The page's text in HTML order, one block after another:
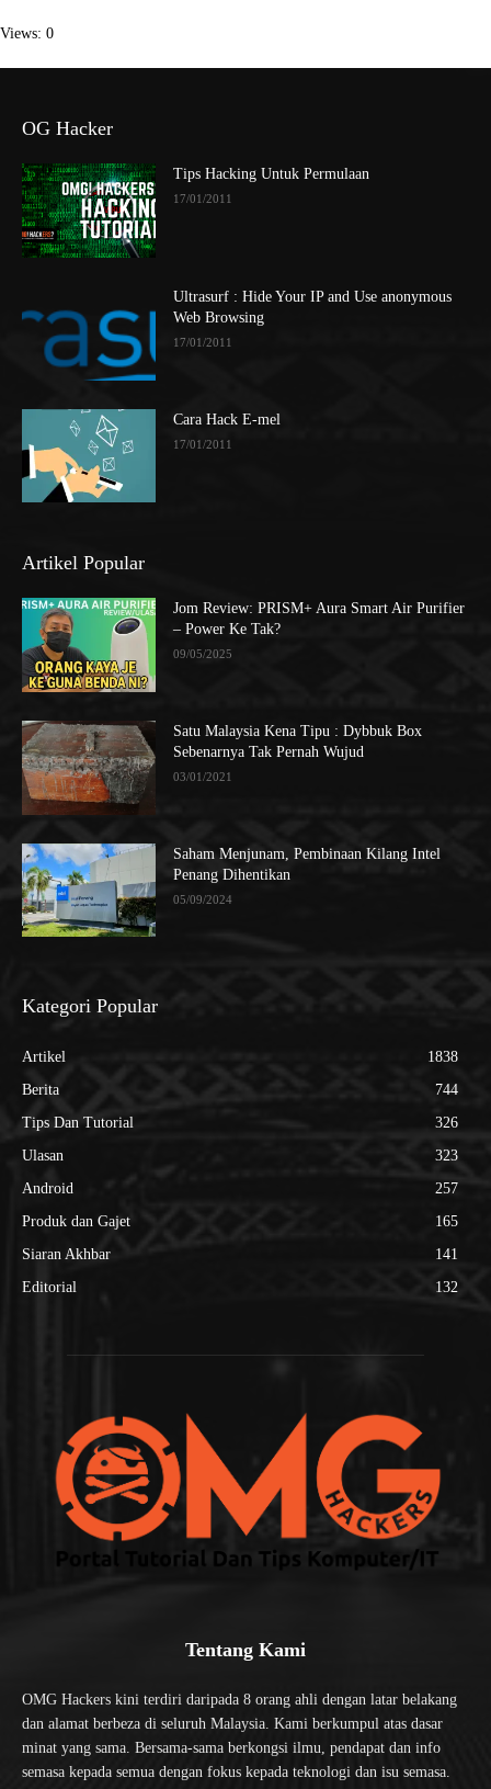
Views: 0
OG Hacker
Tips Hacking Untuk Permulaan
17/01/2011
Ultrasurf : Hide Your IP and Use anonymous
Web Browsing
17/01/2011
Cara Hack E-mel
17/01/2011
Artikel Popular
Jom Review: PRISM+ Aura Smart Air Purifier
– Power Ke Tak?
09/05/2025
Satu Malaysia Kena Tipu : Dybbuk Box
Sebenarnya Tak Pernah Wujud
03/01/2021
Saham Menjunam, Pembinaan Kilang Intel
Penang Dihentikan
05/09/2024
Kategori Popular
Artikel
1838
Berita
744
Tips Dan Tutorial
326
Ulasan
323
Android
257
Produk dan Gajet
165
Siaran Akhbar
141
Editorial
132
Tentang Kami
OMG Hackers kini terdiri daripada 8 orang ahli dengan latar belakang
dan alamat berbeza di seluruh Malaysia. Kami berkumpul atas dasar
minat yang sama. Bersama-sama berkongsi ilmu, pendapat dan info
semasa kepada semua dengan fokus kepada teknologi dan isu semasa.